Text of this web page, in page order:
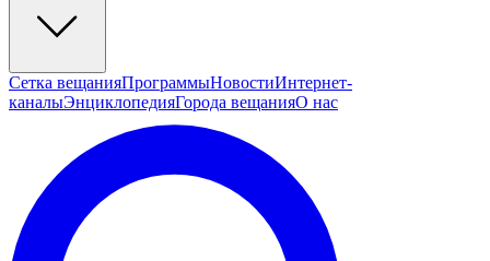
Сетка вещанияПрограммыНовостиИнтернет-
каналыЭнциклопедияГорода вещанияО нас